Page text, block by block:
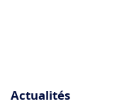
Actualités